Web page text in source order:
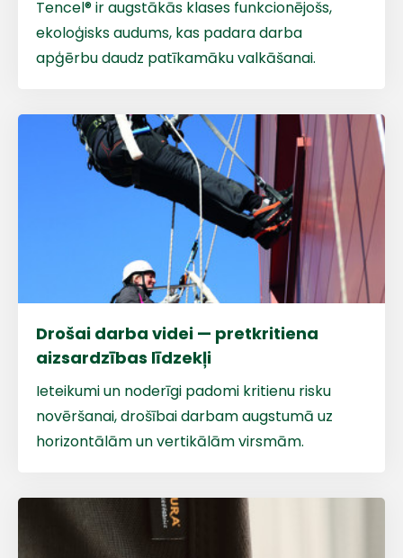
Tencel® ir augstākās klases funkcionējošs,
ekoloģisks audums, kas padara darba
apģērbu daudz patīkamāku valkāšanai.
Drošai darba videi — pretkritiena
aizsardzības līdzekļi
Ieteikumi un noderīgi padomi kritienu risku
novēršanai, drošībai darbam augstumā uz
horizontālām un vertikālām virsmām.
Sazinies
+